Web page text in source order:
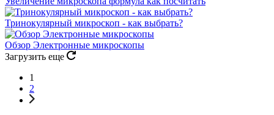
Тринокулярный микроскоп - как выбрать?
Обзор Электронные микроскопы
Загрузить еще
1
2